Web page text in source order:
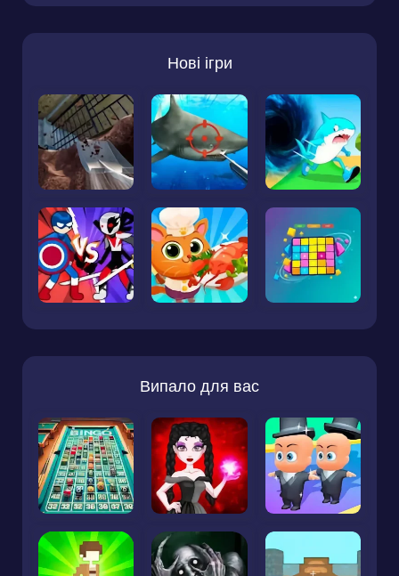
Нові ігри
Випало для вас